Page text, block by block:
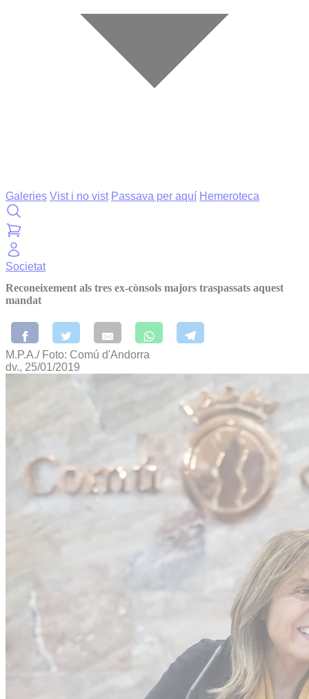
Galeries Vist i no vist Passava per aquí Hemeroteca
Societat
Reconeixement als tres ex-cònsols majors traspassats aquest
mandat
M.P.A./ Foto: Comú d'Andorra
dv., 25/01/2019